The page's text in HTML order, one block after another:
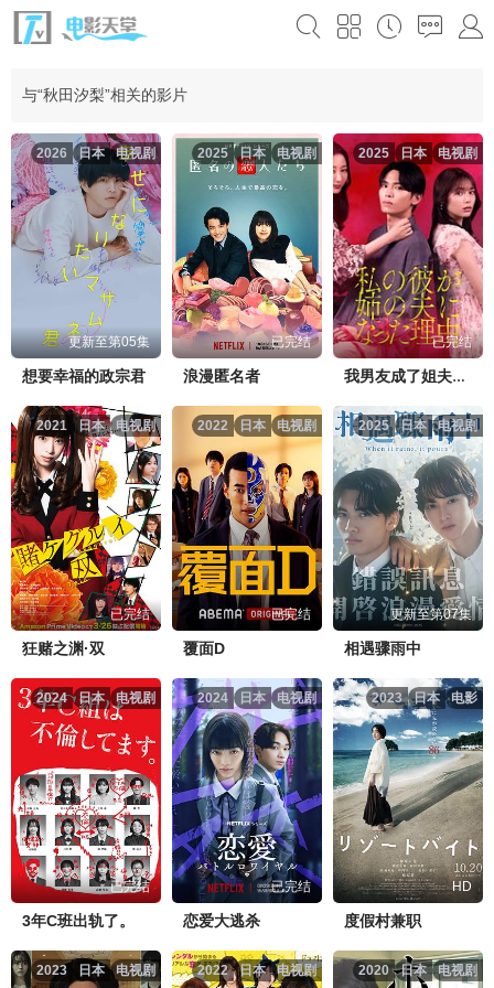
与“秋田汐梨”相关的影片
电视剧
日本
2026
更新至第05集
想要幸福的政宗君
电视剧
日本
2025
已完结
浪漫匿名者
电视剧
日本
2025
已完结
我男友成了姐夫的理由
电视剧
日本
2021
已完结
狂赌之渊·双
电视剧
日本
2022
已完结
覆面D
电视剧
日本
2025
更新至第07集
相遇骤雨中
电视剧
日本
2024
已完结
3年C班出轨了。
电视剧
日本
2024
已完结
恋爱大逃杀
电影
日本
2023
HD
度假村兼职
电视剧
日本
2023 电视剧
日本
2022 电视剧
日本
2020